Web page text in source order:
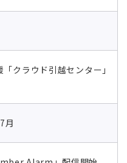
クラウド引越センター」
月